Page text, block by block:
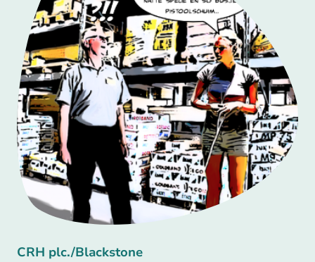
CRH plc./Blackstone